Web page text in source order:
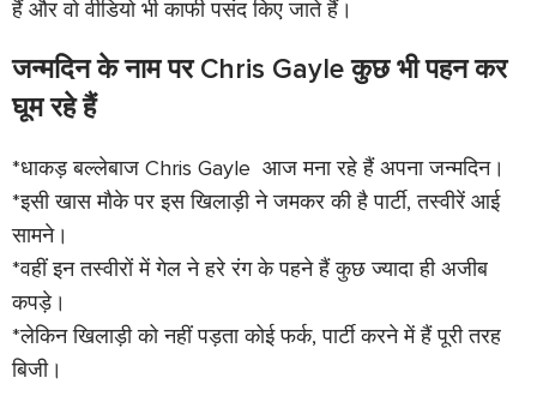
हैं और वो वीडियो भी काफी पसंद किए जाते हैं।
जन्मदिन के नाम पर Chris Gayle कुछ भी पहन कर
घूम रहे हैं
*धाकड़ बल्लेबाज Chris Gayle आज मना रहे हैं अपना जन्मदिन।
*इसी खास मौके पर इस खिलाड़ी ने जमकर की है पार्टी, तस्वीरें आई
सामने।
*वहीं इन तस्वीरों में गेल ने हरे रंग के पहने हैं कुछ ज्यादा ही अजीब
कपड़े।
*लेकिन खिलाड़ी को नहीं पड़ता कोई फर्क, पार्टी करने में हैं पूरी तरह
बिजी।